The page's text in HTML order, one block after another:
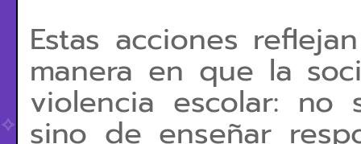
Estas acciones
manera en que la
violencia escolar: no
sino de enseñar